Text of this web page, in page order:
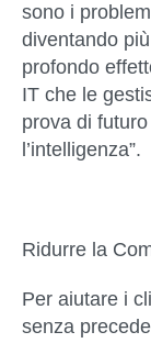
sono i
diventando
profondo
IT che le
prova di
l’intelligenza”.
Ridurre la
Per aiutare i
senza